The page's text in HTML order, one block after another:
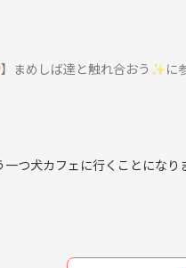
まめしば達と触れ合おう✨に
つ犬カフェに行くことにな